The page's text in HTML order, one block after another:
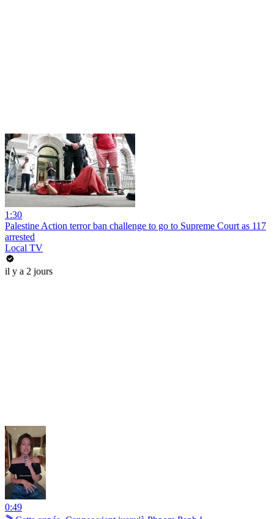
1:30
Palestine Action terror ban challenge to go to Supreme Court as 117
arrested
Local TV
il y a 2 jours
0:49